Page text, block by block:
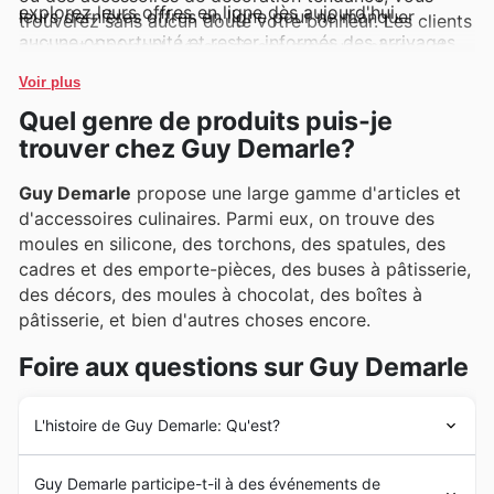
trouverez sans aucun doute votre bonheur. Les clients
peuvent aisément découvrir ces marques phares et
leurs nouveautés à travers les catalogues en ligne, les
promotions hebdomadaires et les offres exclusives
régulièrement mises en avant par Guy Demarle.
leurs dernières offres en ligne pour ne manquer
aucune opportunité et rester informés des arrivages
explorez leurs offres en ligne dès aujourd'hui.
Voir plus
Quel genre de produits puis-je
trouver chez Guy Demarle?
Guy Demarle propose une large gamme d'articles et
d'accessoires culinaires. Parmi eux, on trouve des
moules en silicone, des torchons, des spatules, des
cadres et des emporte-pièces, des buses à pâtisserie,
des décors, des moules à chocolat, des boîtes à
pâtisserie, et bien d'autres choses encore.
Foire aux questions sur Guy Demarle
L'histoire de Guy Demarle: Qu'est?
Guy Demarle participe-t-il à des événements de